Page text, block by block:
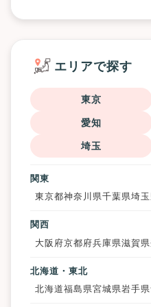
エリアで探す
東京
愛知
埼玉
関東
東京都神奈川県千葉県埼
関西
大阪府京都府兵庫県滋賀県
北海道・東北
北海道福島県宮城県岩手県